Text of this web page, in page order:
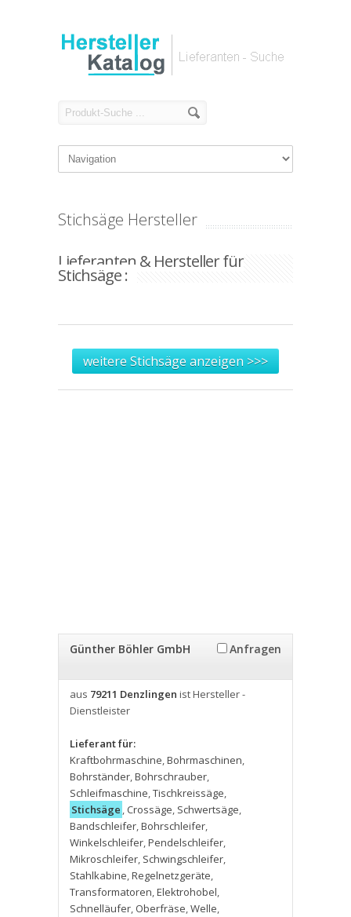
Stichsäge Hersteller
Lieferanten & Hersteller für
Stichsäge :
weitere Stichsäge anzeigen >>>
Günther Böhler GmbH Anfragen
aus 79211 Denzlingen ist Hersteller -
Dienstleister
Lieferant für:
Kraftbohrmaschine,Bohrmaschinen,
Bohrständer,Bohrschrauber,
Schleifmaschine,Tischkreissäge,
Stichsäge , Crossäge, Schwertsäge,
Bandschleifer,Bohrschleifer,
Winkelschleifer,Pendelschleifer,
Mikroschleifer, Schwingschleifer,
Stahlkabine,Regelnetzgeräte,
Transformatoren,Elektrohobel,
Schnelläufer, Oberfräse,Welle,